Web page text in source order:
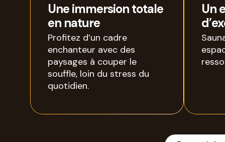
Une immersion totale
en nature
Profitez d’un cadre
enchanteur avec des
paysages à couper le
souffle, loin du stress du
quotidien.
Un